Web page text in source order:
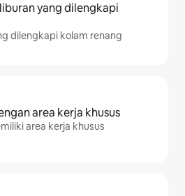
yang dilengkapi
dilengkapi kolam renang
area kerja khusus
area kerja khusus